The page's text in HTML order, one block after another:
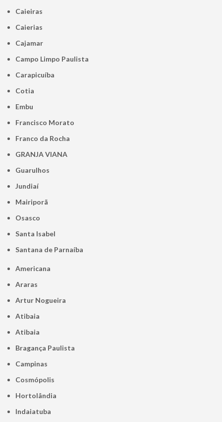
Caieiras
Caierias
Cajamar
Campo Limpo Paulista
Carapicuíba
Cotia
Embu
Francisco Morato
Franco da Rocha
GRANJA VIANA
Guarulhos
Jundiaí
Mairiporã
Osasco
Santa Isabel
Santana de Parnaíba
Americana
Araras
Artur Nogueira
Atibaia
Atibaia
Bragança Paulista
Campinas
Cosmópolis
Hortolândia
Indaiatuba